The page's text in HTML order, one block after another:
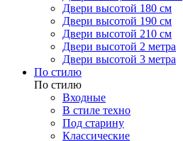
Двери высотой 180 см
Двери высотой 190 см
Двери высотой 210 см
Двери высотой 2 метра
Двери высотой 3 метра
По стилю
По стилю
Входные
В стиле техно
Под старину
Классические